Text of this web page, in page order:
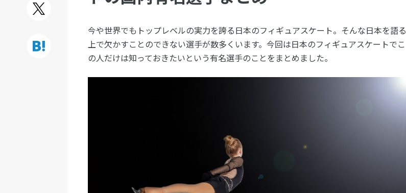
今や世界でもトップレベルの実力を誇る日本のフィギュアスケート。そんな日本を語る
上で欠かすことのできない選手が数多くいます。今回は日本のフィギュアスケートでこ
の人だけは知っておきたいという有名選手のことをまとめました。